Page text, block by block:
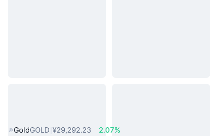
GoldGOLD ¥29,292.23 2.07%